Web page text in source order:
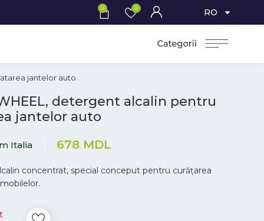
0 0 RO
jantelor auto
detergent alcalin pentru
jantelor auto
Italia 678 MDL
concentrat, special conceput pentru curățarea